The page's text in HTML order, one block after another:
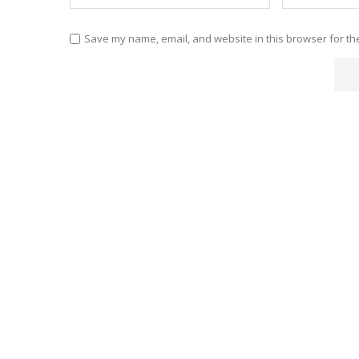
Save my name, email, and website in this browser for